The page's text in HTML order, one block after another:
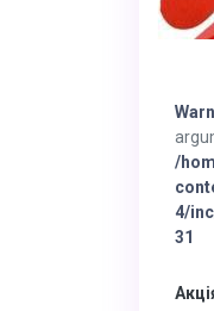
/
4/
31